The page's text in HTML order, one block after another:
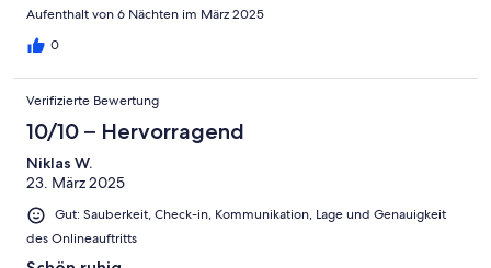
Aufenthalt von 6 Nächten im März 2025
0
Verifizierte Bewertung
10/10 – Hervorragend
Niklas W.
23. März 2025
Gut: Sauberkeit, Check-in, Kommunikation, Lage und Genauigkeit
des Onlineauftritts